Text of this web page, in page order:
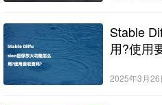
Stable
用?使用
2025年3月26